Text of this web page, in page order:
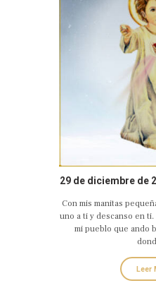
29 de diciembre de
CORAZÓN
Con mis manitas
uno a ti y descanso en
mi pueblo que ando
Leer